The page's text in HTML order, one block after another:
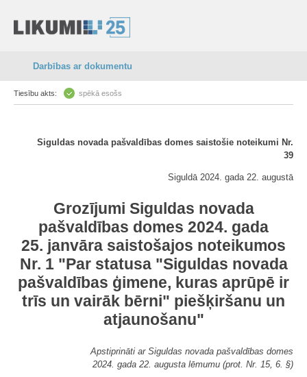
Darbības ar dokumentu
Tiesību akts: spēkā esošs
Siguldas novada pašvaldības domes saistošie noteikumi Nr.
39
Siguldā 2024. gada 22. augustā
Grozījumi Siguldas novada
pašvaldības domes 2024. gada
25. janvāra saistošajos noteikumos
Nr. 1 "Par statusa "Siguldas novada
pašvaldības ģimene, kuras aprūpē ir
trīs un vairāk bērni" piešķiršanu un
atjaunošanu"
Apstiprināti ar Siguldas novada pašvaldības domes
2024. gada 22. augusta lēmumu (prot. Nr. 15, 6. §)